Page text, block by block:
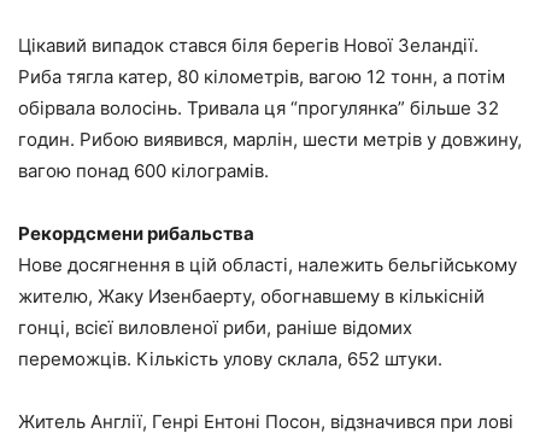
Цікавий випадок стався біля берегів Нової Зеландії.
Риба тягла катер, 80 кілометрів, вагою 12 тонн, а потім
обірвала волосінь. Тривала ця “прогулянка” більше 32
годин. Рибою виявився, марлін, шести метрів у довжину,
вагою понад 600 кілограмів.
Рекордсмени рибальства
Нове досягнення в цій області, належить бельгійському
жителю, Жаку Изенбаерту, обогнавшему в кількісній
гонці, всієї виловленої риби, раніше відомих
переможців. Кількість улову склала, 652 штуки.
Житель Англії, Генрі Ентоні Посон, відзначився при лові